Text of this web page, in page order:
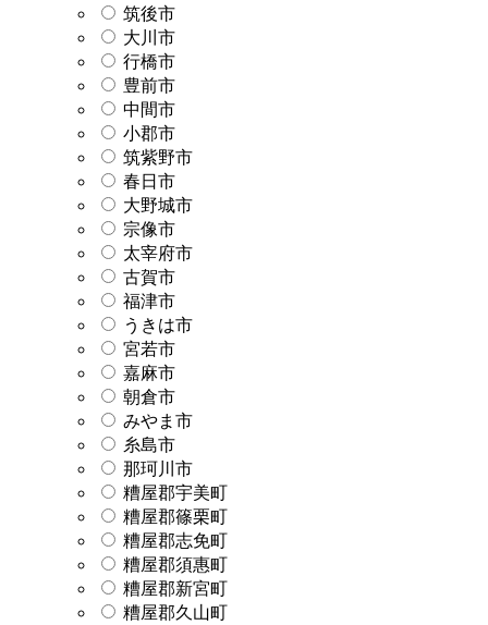
筑後市
大川市
行橋市
豊前市
中間市
小郡市
筑紫野市
春日市
大野城市
宗像市
太宰府市
古賀市
福津市
うきは市
宮若市
嘉麻市
朝倉市
みやま市
糸島市
那珂川市
糟屋郡宇美町
糟屋郡篠栗町
糟屋郡志免町
糟屋郡須惠町
糟屋郡新宮町
糟屋郡久山町